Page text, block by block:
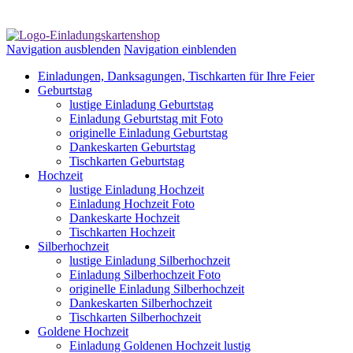
Navigation ausblenden Navigation einblenden
Einladungen, Danksagungen, Tischkarten für Ihre Feier
Geburtstag
lustige Einladung Geburtstag
Einladung Geburtstag mit Foto
originelle Einladung Geburtstag
Dankeskarten Geburtstag
Tischkarten Geburtstag
Hochzeit
lustige Einladung Hochzeit
Einladung Hochzeit Foto
Dankeskarte Hochzeit
Tischkarten Hochzeit
Silberhochzeit
lustige Einladung Silberhochzeit
Einladung Silberhochzeit Foto
originelle Einladung Silberhochzeit
Dankeskarten Silberhochzeit
Tischkarten Silberhochzeit
Goldene Hochzeit
Einladung Goldenen Hochzeit lustig